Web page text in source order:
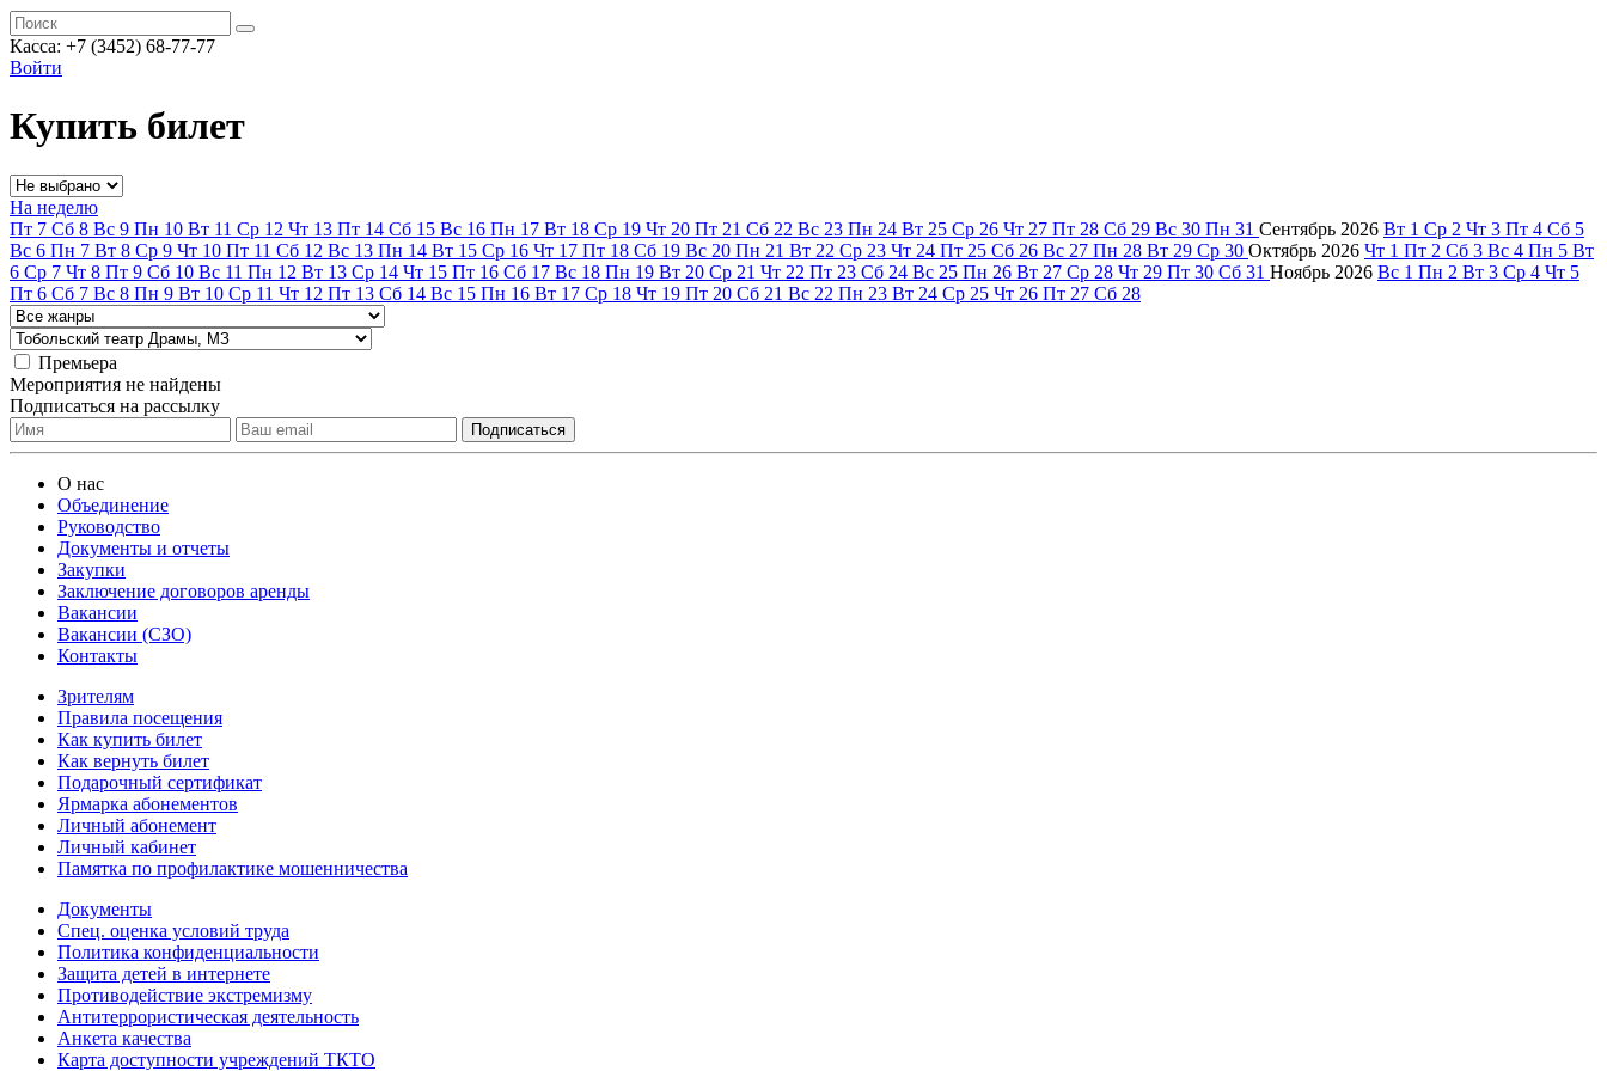
Касса: +7 (3452) 68-77-77
Войти
Купить билет
На неделю
Пт 7 Сб 8 Вс 9 Пн 10 Вт 11 Ср 12 Чт 13 Пт 14 Сб 15 Вс 16 Пн 17 Вт 18 Ср 19 Чт 20 Пт 21 Сб 22 Вс 23 Пн 24 Вт 25 Ср 26 Чт 27 Пт 28 Сб 29 Вс 30 Пн 31 Сентябрь 2026 Вт 1 Ср 2 Чт 3 Пт 4 Сб 5
Вс 6 Пн 7 Вт 8 Ср 9 Чт 10 Пт 11 Сб 12 Вс 13 Пн 14 Вт 15 Ср 16 Чт 17 Пт 18 Сб 19 Вс 20 Пн 21 Вт 22 Ср 23 Чт 24 Пт 25 Сб 26 Вс 27 Пн 28 Вт 29 Ср 30 Октябрь 2026 Чт 1 Пт 2 Сб 3 Вс 4 Пн 5 Вт
6 Ср 7 Чт 8 Пт 9 Сб 10 Вс 11 Пн 12 Вт 13 Ср 14 Чт 15 Пт 16 Сб 17 Вс 18 Пн 19 Вт 20 Ср 21 Чт 22 Пт 23 Сб 24 Вс 25 Пн 26 Вт 27 Ср 28 Чт 29 Пт 30 Сб 31 Ноябрь 2026 Вс 1 Пн 2 Вт 3 Ср 4 Чт 5
Пт 6 Сб 7 Вс 8 Пн 9 Вт 10 Ср 11 Чт 12 Пт 13 Сб 14 Вс 15 Пн 16 Вт 17 Ср 18 Чт 19 Пт 20 Сб 21 Вс 22 Пн 23 Вт 24 Ср 25 Чт 26 Пт 27 Сб 28
Премьера
Мероприятия не найдены
Подписаться на рассылку
О нас
Объединение
Руководство
Документы и отчеты
Закупки
Заключение договоров аренды
Вакансии
Вакансии (СЗО)
Контакты
Зрителям
Правила посещения
Как купить билет
Как вернуть билет
Подарочный сертификат
Ярмарка абонементов
Личный абонемент
Личный кабинет
Памятка по профилактике мошенничества
Документы
Спец. оценка условий труда
Политика конфиденциальности
Защита детей в интернете
Противодействие экстремизму
Антитеррористическая деятельность
Анкета качества
Карта доступности учреждений ТКТО